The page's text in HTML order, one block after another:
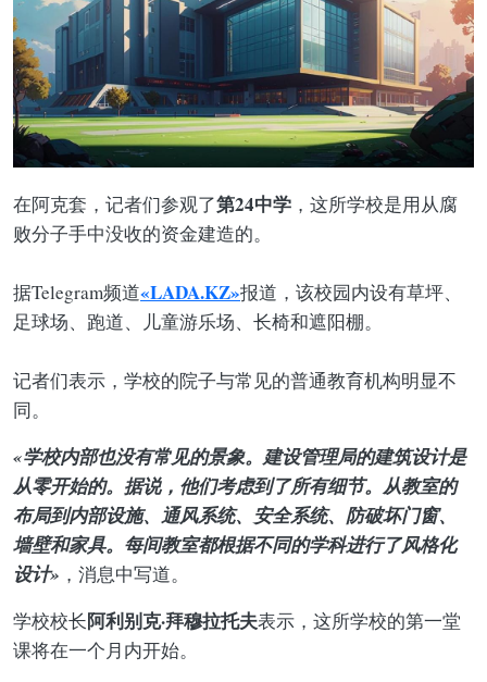
在阿克套，记者们参观了第24中学 ，这所学校是用从腐
败分子手中没收的资金建造的。
据Telegram频道«LADA.KZ»报道，该校园内设有草坪、
足球场、跑道、儿童游乐场、长椅和遮阳棚。
记者们表示，学校的院子与常见的普通教育机构明显不
同。
«学校内部也没有常见的景象。建设管理局的建筑设计是
从零开始的。据说，他们考虑到了所有细节。从教室的
布局到内部设施、通风系统、安全系统、防破坏门窗、
墙壁和家具。每间教室都根据不同的学科进行了风格化
设计» ，消息中写道。
学校校长阿利别克·拜穆拉托夫表示，这所学校的第一堂
课将在一个月内开始。